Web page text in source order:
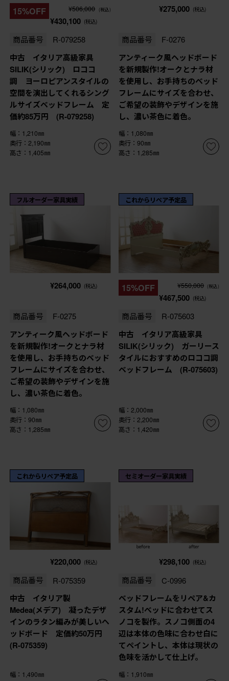
15%OFF ¥506,000 (税込)
¥430,100 (税込)
商品番号 R-079258
中古 イタリア高級家具
SILIK(シリック) ロココ
調 ヨーロピアンスタイルの
空間を演出してくれるシング
ルサイズベッドフレーム 定
価約85万円 (R-079258)
幅：1,210㎜
奥行：2,190㎜
高さ：1,405㎜
¥275,000 (税込)
商品番号 F-0276
アンティーク風ヘッドボード
を新規製作!オークとナラ材
を使用し、お手持ちのベッド
フレームにサイズを合わせ、
ご希望の装飾やデザインを施
し、濃い茶色に着色。
幅：1,080㎜
奥行：90㎜
高さ：1,285㎜
フルオーダー家具実績
¥264,000 (税込)
商品番号 F-0275
アンティーク風ヘッドボード
を新規製作!オークとナラ材
を使用し、お手持ちのベッド
フレームにサイズを合わせ、
ご希望の装飾やデザインを施
し、濃い茶色に着色。
幅：1,080㎜
奥行：90㎜
高さ：1,285㎜
これからリペア予定品
15%OFF ¥550,000 (税込)
¥467,500 (税込)
商品番号 R-075603
中古 イタリア高級家具
SILIK(シリック) ガーリース
タイルにおすすめのロココ調
ベッドフレーム (R-075603)
幅：2,000㎜
奥行：2,200㎜
高さ：1,420㎜
これからリペア予定品
¥220,000 (税込)
商品番号 R-075359
中古 イタリア製
Medea(メデア) 凝ったデザ
インのラタン編みが美しいヘ
ッドボード 定価約50万円
(R-075359)
幅：1,490㎜
セミオーダー家具実績
¥298,100 (税込)
商品番号 C-0996
ベッドフレームをリペア&カ
スタム!べッドに合わせてス
ノコを製作。スノコ側面の4
辺は本体の色味に合わせ白に
てペイントし、本体は現状の
色味を活かして仕上げ。
幅：1,910㎜